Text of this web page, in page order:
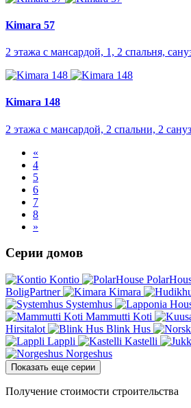
Kimara 57
2 этажа с мансардой, 1, 2 спальня,
Kimara 148
2 этажа с мансардой, 2 спальни, 2
«
4
5
6
7
8
»
Серии домов
Kontio
BoligPartner
Kimara
Systemhus
Mammutti Koti
Hirsitalot
Blink Hus
Lappli
Kastelli
Norgeshus
Показать еще серии
Получение стоимости строительства